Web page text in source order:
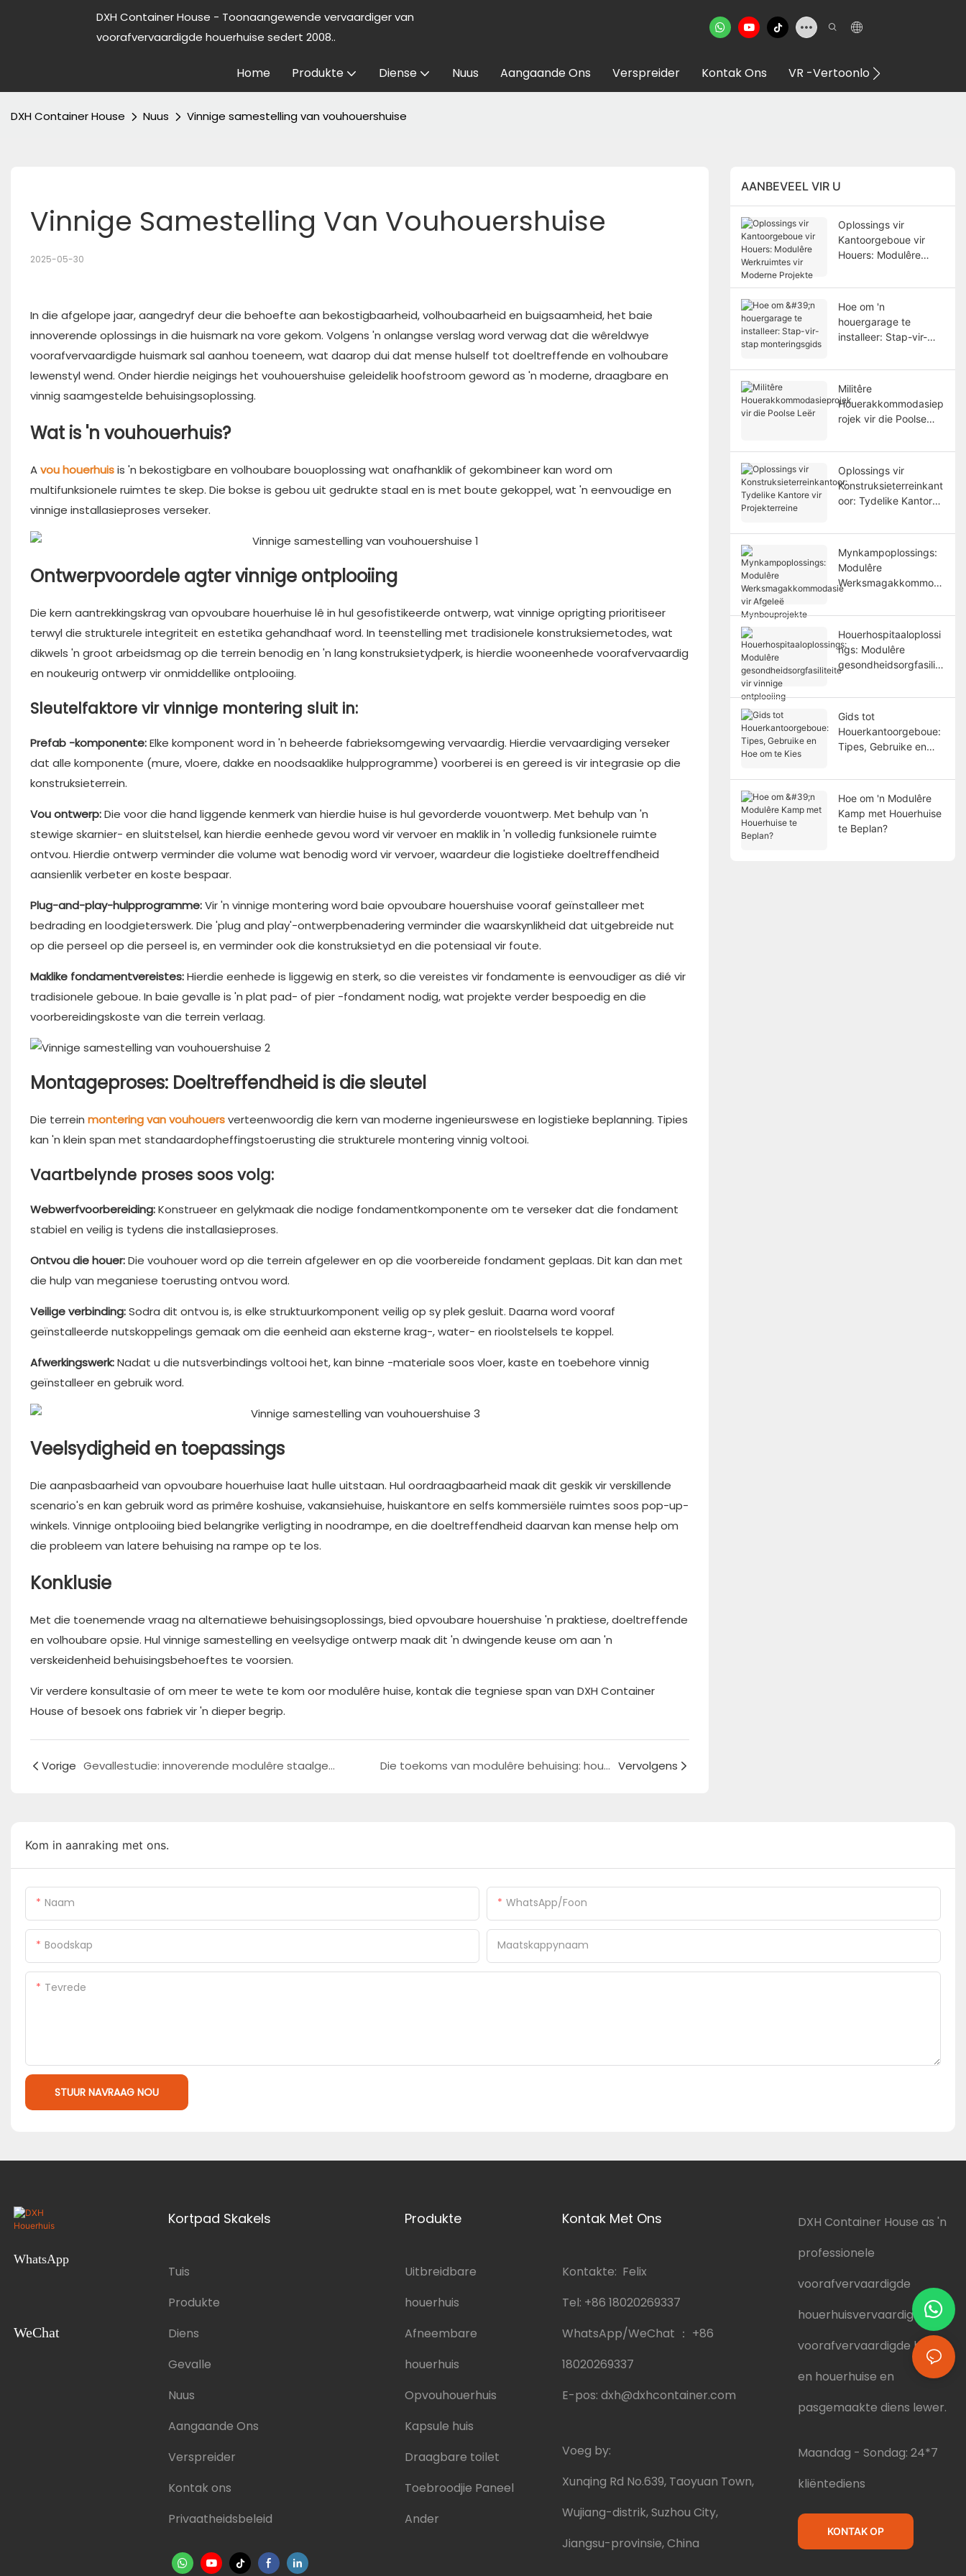
DXH Container House - Toonaangewende vervaardiger van
voorafvervaardigde houerhuise sedert 2008..
Home Produkte Diense Nuus Aangaande Ons Verspreider Kontak Ons VR -vertoonlokaal
DXH Container House Nuus Vinnige samestelling van vouhouershuise
Vinnige Samestelling Van Vouhouershuise
2025-05-30
In die afgelope jaar, aangedryf deur die behoefte aan bekostigbaarheid, volhoubaarheid en buigsaamheid, het baie
innoverende oplossings in die huismark na vore gekom. Volgens 'n onlangse verslag word verwag dat die wêreldwye
voorafvervaardigde huismark sal aanhou toeneem, wat daarop dui dat mense hulself tot doeltreffende en volhoubare
lewenstyl wend. Onder hierdie neigings het vouhouershuise geleidelik hoofstroom geword as 'n moderne, draagbare en
vinnig saamgestelde behuisingsoplossing.
Wat is 'n vouhouerhuis?
Avou houerhuisis 'n bekostigbare en volhoubare bouoplossing wat onafhanklik of gekombineer kan word om
multifunksionele ruimtes te skep. Die bokse is gebou uit gedrukte staal en is met boute gekoppel, wat 'n eenvoudige en
vinnige installasieproses verseker.
Ontwerpvoordele agter vinnige ontplooiing
Die kern aantrekkingskrag van opvoubare houerhuise lê in hul gesofistikeerde ontwerp, wat vinnige oprigting prioritiseer
terwyl die strukturele integriteit en estetika gehandhaaf word. In teenstelling met tradisionele konstruksiemetodes, wat
dikwels 'n groot arbeidsmag op die terrein benodig en 'n lang konstruksietydperk, is hierdie wooneenhede voorafvervaardig
en noukeurig ontwerp vir onmiddellike ontplooiing.
Sleutelfaktore vir vinnige montering sluit in:
Prefab -komponente:Elke komponent word in 'n beheerde fabrieksomgewing vervaardig. Hierdie vervaardiging verseker
dat alle komponente (mure, vloere, dakke en noodsaaklike hulpprogramme) voorberei is en gereed is vir integrasie op die
konstruksieterrein.
Vou ontwerp:Die voor die hand liggende kenmerk van hierdie huise is hul gevorderde vouontwerp. Met behulp van 'n
stewige skarnier- en sluitstelsel, kan hierdie eenhede gevou word vir vervoer en maklik in 'n volledig funksionele ruimte
ontvou. Hierdie ontwerp verminder die volume wat benodig word vir vervoer, waardeur die logistieke doeltreffendheid
aansienlik verbeter en koste bespaar.
Plug-and-play-hulpprogramme:Vir 'n vinnige montering word baie opvoubare houershuise vooraf geïnstalleer met
bedrading en loodgieterswerk. Die 'plug and play'-ontwerpbenadering verminder die waarskynlikheid dat uitgebreide nut
op die perseel op die perseel is, en verminder ook die konstruksietyd en die potensiaal vir foute.
Maklike fondamentvereistes:Hierdie eenhede is liggewig en sterk, so die vereistes vir fondamente is eenvoudiger as dié vir
tradisionele geboue. In baie gevalle is 'n plat pad- of pier -fondament nodig, wat projekte verder bespoedig en die
voorbereidingskoste van die terrein verlaag.
Montageproses: Doeltreffendheid is die sleutel
Die terrein montering van vouhouersverteenwoordig die kern van moderne ingenieurswese en logistieke beplanning. Tipies
kan 'n klein span met standaardopheffingstoerusting die strukturele montering vinnig voltooi.
Vaartbelynde proses soos volg:
Webwerfvoorbereiding:Konstrueer en gelykmaak die nodige fondamentkomponente om te verseker dat die fondament
stabiel en veilig is tydens die installasieproses.
Ontvou die houer:Die vouhouer word op die terrein afgelewer en op die voorbereide fondament geplaas. Dit kan dan met
die hulp van meganiese toerusting ontvou word.
Veilige verbinding:Sodra dit ontvou is, is elke struktuurkomponent veilig op sy plek gesluit. Daarna word vooraf
geïnstalleerde nutskoppelings gemaak om die eenheid aan eksterne krag-, water- en rioolstelsels te koppel.
Afwerkingswerk:Nadat u die nutsverbindings voltooi het, kan binne -materiale soos vloer, kaste en toebehore vinnig
geïnstalleer en gebruik word.
Veelsydigheid en toepassings
Die aanpasbaarheid van opvoubare houerhuise laat hulle uitstaan. Hul oordraagbaarheid maak dit geskik vir verskillende
scenario's en kan gebruik word as primêre koshuise, vakansiehuise, huiskantore en selfs kommersiële ruimtes soos pop-up-
winkels. Vinnige ontplooiing bied belangrike verligting in noodrampe, en die doeltreffendheid daarvan kan mense help om
die probleem van latere behuising na rampe op te los.
Konklusie
Met die toenemende vraag na alternatiewe behuisingsoplossings, bied opvoubare houershuise 'n praktiese, doeltreffende
en volhoubare opsie. Hul vinnige samestelling en veelsydige ontwerp maak dit 'n dwingende keuse om aan 'n
verskeidenheid behuisingsbehoeftes te voorsien.
Vir verdere konsultasie of om meer te wete te kom oor modulêre huise, kontak die tegniese span van DXH Container
House of besoek ons ​​fabriek vir 'n dieper begrip.
Vorige Gevallestudie: innoverende modulêre staalgebou vir moderne werkruimtes Die toekoms van modulêre behuising: houershuise in trekfasiliteite Vervolgens
AANBEVEEL VIR U
Oplossings vir
Kantoorgeboue vir
Houers: Modulêre
Moderne Projekte
Hoe om 'n
houergarage te
installeer: Stap-vir-
Militêre
Houerakkommodasiep
rojek vir die Poolse
Oplossings vir
Konstruksieterreinkant
oor: Tydelike Kantore
Mynkampoplossings:
Modulêre
Werksmagakkommod
Mynbouprojekte
Houerhospitaaloplossi
ngs: Modulêre
gesondheidsorgfasilite
ontplooiing
Gids tot
Houerkantoorgeboue:
Tipes, Gebruike en
Hoe om 'n Modulêre
Kamp met Houerhuise
te Beplan?
Kom in aanraking met ons.
Naam WhatsApp/foon
Boodskap Maatskappynaam
Tevrede
STUUR NAVRAAG NOU
WhatsApp
WeChat
Kortpad Skakels
Tuis
Produkte
Diens
Gevalle
Nuus
Aangaande Ons
Verspreider
Kontak ons
Privaatheidsbeleid
Produkte
Uitbreidbare
houerhuis
Afneembare
houerhuis
Opvouhouerhuis
Kapsule huis
Draagbare toilet
Toebroodjie Paneel
Ander
Kontak Met Ons
Kontakte: Felix
Tel: +86 18020269337
WhatsApp/WeChat ： +86
18020269337
E-pos: dxh@dxhcontainer.com
Voeg by:
Xunqing Rd No.639, Taoyuan Town,
Wujiang-distrik, Suzhou City,
Jiangsu-provinsie, China
DXH Container House as 'n
professionele
voorafvervaardigde
houerhuisvervaardiger wat
voorafvervaardigde huise
en houerhuise en
pasgemaakte diens lewer.
Maandag - Sondag: 24*7
kliëntediens
KONTAK OP